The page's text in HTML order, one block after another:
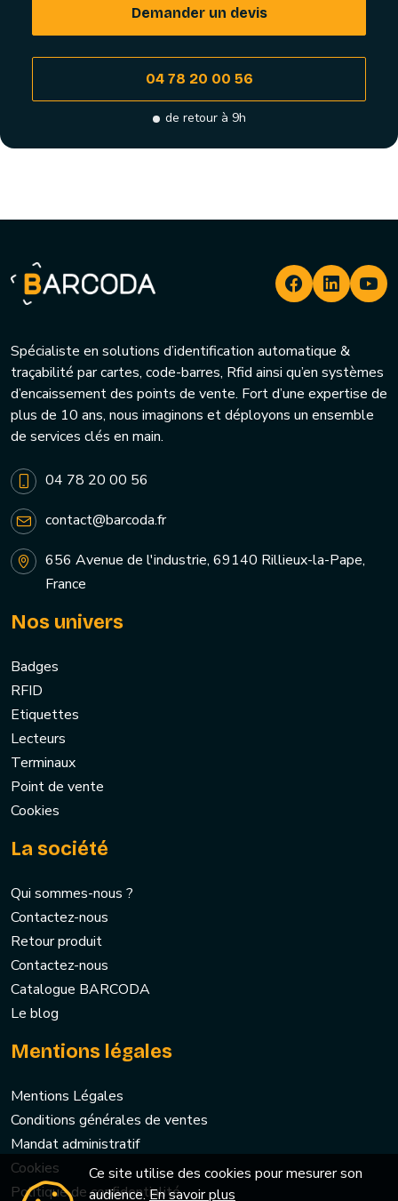
Demander un devis
04 78 20 00 56
de retour à 9h
Spécialiste en solutions d’identification automatique &
traçabilité par cartes, code-barres, Rfid ainsi qu’en systèmes
d’encaissement des points de vente. Fort d’une expertise de
plus de 10 ans, nous imaginons et déployons un ensemble
de services clés en main.
04 78 20 00 56
contact@barcoda.fr
656 Avenue de l'industrie, 69140 Rillieux-la-Pape,
France
Nos univers
Badges
RFID
Etiquettes
Lecteurs
Terminaux
Point de vente
Cookies
La société
Qui sommes-nous ?
Contactez-nous
Retour produit
Contactez-nous
Catalogue BARCODA
Le blog
Mentions légales
Mentions Légales
Conditions générales de ventes
Mandat administratif
Cookies
Politique de confidentialité
Ce site utilise des cookies pour mesurer son
audience.En savoir plus